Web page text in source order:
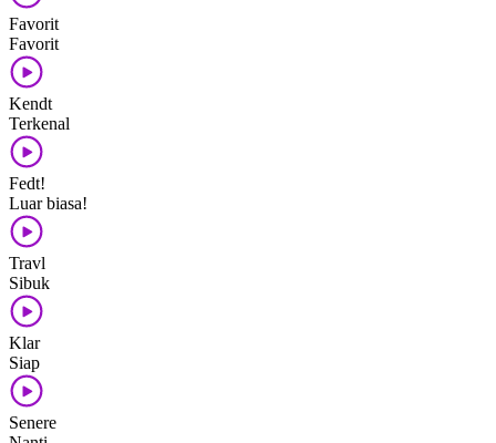
Favorit
Favorit
Kendt
Terkenal
Fedt!
Luar biasa!
Travl
Sibuk
Klar
Siap
Senere